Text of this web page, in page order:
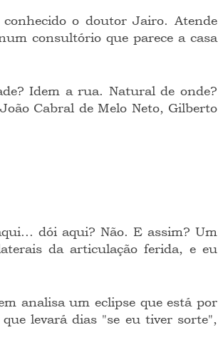
consultório que parece a casa
Cabral de Melo Neto, Gilberto
da articulação ferida, e eu
levará dias "se eu tiver sorte",